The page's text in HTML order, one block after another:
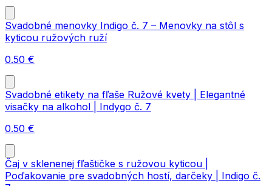
Svadobné menovky Indigo č. 7 – Menovky na stôl s
kyticou ružových ruží
0.50 €
Svadobné etikety na fľaše Ružové kvety | Elegantné
visačky na alkohol | Indygo č. 7
0.50 €
Čaj v sklenenej fľaštičke s ružovou kyticou |
Poďakovanie pre svadobných hostí, darčeky | Indigo č.